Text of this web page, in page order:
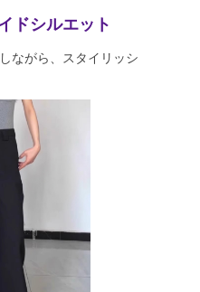
ドシルエット
ながら、スタイリッシ